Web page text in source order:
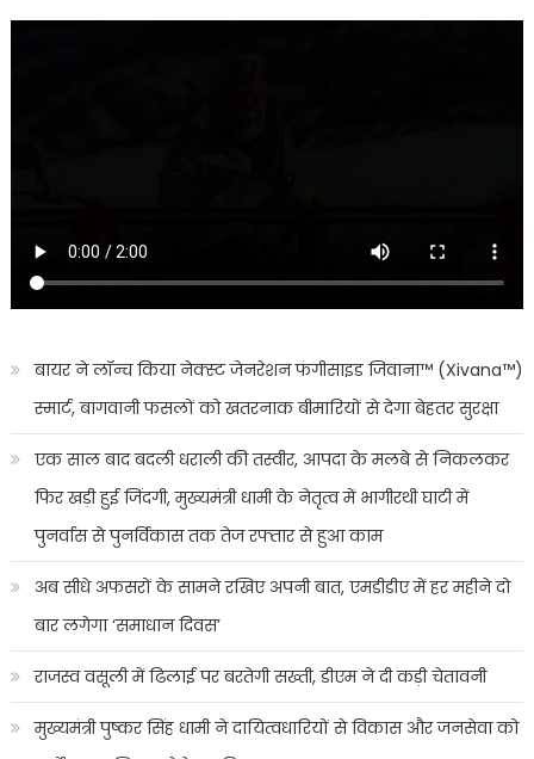
बायर ने लॉन्च किया नेक्स्ट जेनरेशन फंगीसाइड जिवाना™️ (Xivana™️)
स्मार्ट, बागवानी फसलों को खतरनाक बीमारियों से देगा बेहतर सुरक्षा
एक साल बाद बदली धराली की तस्वीर, आपदा के मलबे से निकलकर
फिर खड़ी हुई जिंदगी, मुख्यमंत्री धामी के नेतृत्व में भागीरथी घाटी में
पुनर्वास से पुनर्विकास तक तेज रफ्तार से हुआ काम
अब सीधे अफसरों के सामने रखिए अपनी बात, एमडीडीए में हर महीने दो
बार लगेगा ‘समाधान दिवस’
राजस्व वसूली में ढिलाई पर बरतेगी सख्ती, डीएम ने दी कड़ी चेतावनी
मुख्यमंत्री पुष्कर सिंह धामी ने दायित्वधारियों से विकास और जनसेवा को